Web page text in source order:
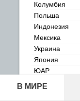
Колумбия
Польша
Индонезия
Мексика
Украина
Япония
ЮАР
Филиппины
В МИРЕ